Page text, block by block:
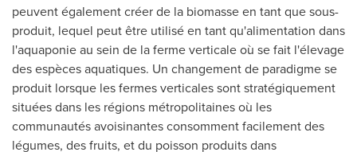
peuvent également créer de la biomasse en tant que sous-
produit, lequel peut être utilisé en tant qu'alimentation dans
l'aquaponie au sein de la ferme verticale où se fait l'élevage
des espèces aquatiques. Un changement de paradigme se
produit lorsque les fermes verticales sont stratégiquement
situées dans les régions métropolitaines où les
communautés avoisinantes consomment facilement des
légumes, des fruits, et du poisson produits dans